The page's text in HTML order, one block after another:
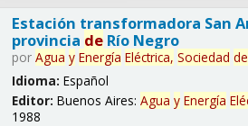
Estación transformadora San
provincia deRío Negro
por Agua y Energía Eléctrica, Sociedad de
Idioma: Español
Editor: Buenos Aires: Agua y Energía
1988